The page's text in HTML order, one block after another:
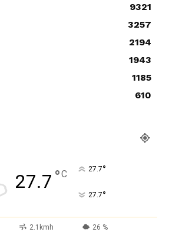
9321
3257
2194
1943
1185
610
27.7 °C 27.7°
27.7°
2.1kmh 26 %